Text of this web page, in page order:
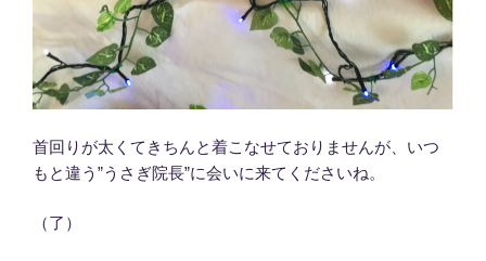
首回りが太くてきちんと着こなせておりませんが、いつ
もと違う”うさぎ院長”に会いに来てくださいね。
（了）